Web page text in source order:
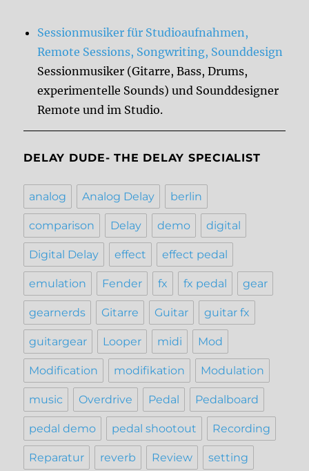
Sessionmusiker für Studioaufnahmen,
Remote Sessions, Songwriting, Sounddesign
Sessionmusiker (Gitarre, Bass, Drums,
experimentelle Sounds) und Sounddesigner
Remote und im Studio.
DELAY DUDE- THE DELAY SPECIALIST
analog Analog Delay berlin
comparison Delay demo digital
Digital Delay effect effect pedal
emulation Fender fx fx pedal gear
gearnerds Gitarre Guitar guitar fx
guitargear Looper midi Mod
Modification modifikation Modulation
music Overdrive Pedal Pedalboard
pedal demo pedal shootout Recording
Reparatur reverb Review setting